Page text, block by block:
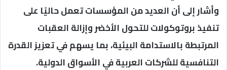
وأشار إلى أن العديد من المؤسسات تعمل حاليًا على
تنفيذ بروتوكولات للتحول الأخضر وإزالة العقبات
المرتبطة بالاستدامة البيئية، بما يسهم في تعزيز القدرة
التنافسية للشركات العربية في الأسواق الدولية.